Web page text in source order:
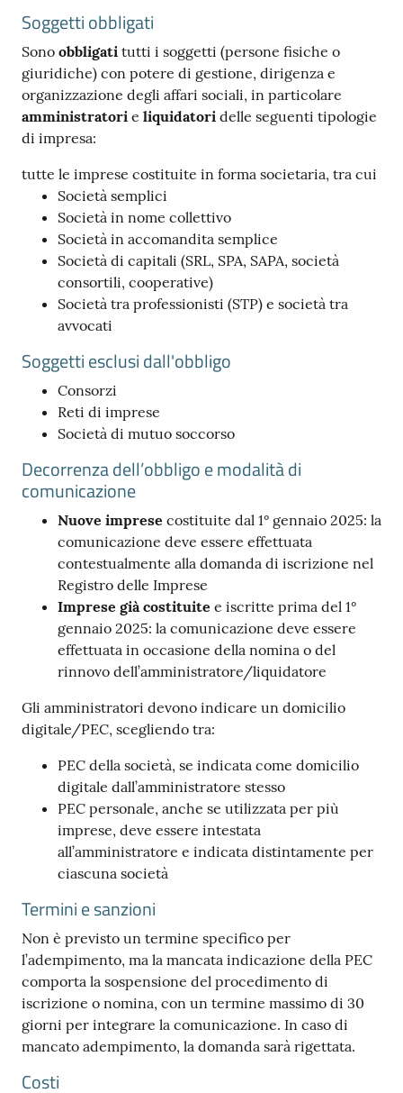
di
Re
gis
tra
Seguici
Soggetti obbligati
Sono obbligati tutti i soggetti (persone fisiche o
giuridiche) con potere di gestione, dirigenza e
organizzazione degli affari sociali, in particolare
amministratori e liquidatori delle seguenti tipologie
di impresa:
tutte le imprese costituite in forma societaria, tra cui
Società semplici
Società in nome collettivo
Società in accomandita semplice
Società di capitali (SRL, SPA, SAPA, società
consortili, cooperative)
Società tra professionisti (STP) e società tra
avvocati
Soggetti esclusi dall'obbligo
Consorzi
Reti di imprese
Società di mutuo soccorso
Decorrenza dell’obbligo e modalità di
comunicazione
Nuove imprese costituite dal 1° gennaio 2025: la
comunicazione deve essere effettuata
contestualmente alla domanda di iscrizione nel
Registro delle Imprese
Imprese già costituite e iscritte prima del 1°
gennaio 2025: la comunicazione deve essere
effettuata in occasione della nomina o del
rinnovo dell’amministratore/liquidatore
Gli amministratori devono indicare un domicilio
digitale/PEC, scegliendo tra:
PEC della società, se indicata come domicilio
digitale dall’amministratore stesso
PEC personale, anche se utilizzata per più
imprese, deve essere intestata
all’amministratore e indicata distintamente per
ciascuna società
Termini e sanzioni
Non è previsto un termine specifico per
l’adempimento, ma la mancata indicazione della PEC
comporta la sospensione del procedimento di
iscrizione o nomina, con un termine massimo di 30
giorni per integrare la comunicazione. In caso di
mancato adempimento, la domanda sarà rigettata.
Costi